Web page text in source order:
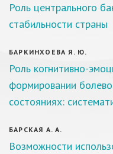
Роль центрального
стабильности страны
БАРКИНХОЕВА Я. Ю.
Роль когнитивно-
формировании
состояниях:
БАРСКАЯ А. А.
Возможности